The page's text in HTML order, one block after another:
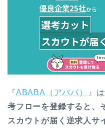
『ABABA（アババ） 』は
考フローを登録すると、
スカウトが届く逆求人サ